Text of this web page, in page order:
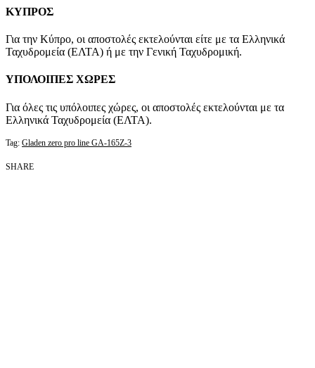
ΚΥΠΡΟΣ
Για την Κύπρο, οι αποστολές εκτελούνται είτε με τα Ελληνικά
Ταχυδρομεία (ΕΛΤΑ) ή με την Γενική Ταχυδρομική.
ΥΠΟΛΟΙΠΕΣ ΧΩΡΕΣ
Για όλες τις υπόλοιπες χώρες, οι αποστολές εκτελούνται με τα
Ελληνικά Ταχυδρομεία (ΕΛΤΑ).
Tag: Gladen zero pro line GA-165Z-3
SHARE